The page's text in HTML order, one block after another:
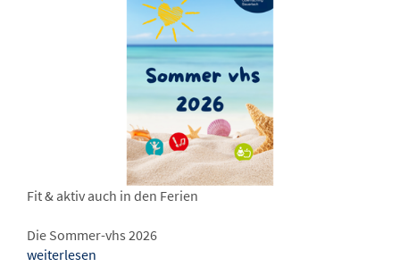
Fit & aktiv auch in den Ferien
Die Sommer-vhs 2026
weiterlesen